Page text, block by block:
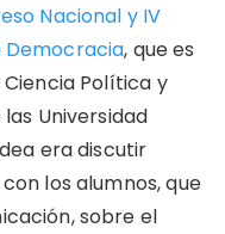
Nacional y IV
Democracia, que es
Política y
Universidad
era discutir
los alumnos, que
sobre el